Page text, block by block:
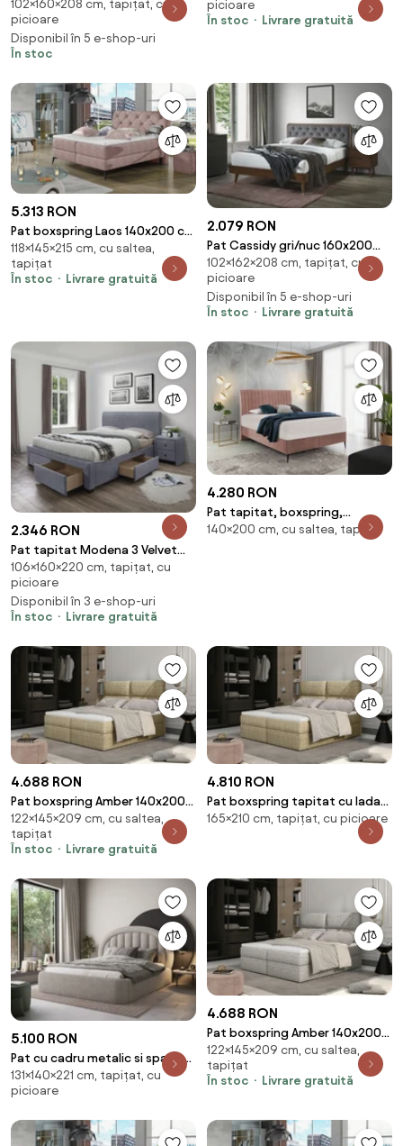
stofa catifelata/lemn de
cauciuc
102×160×208 cm, tapițat, cu
picioare
Disponibil în 5 e-shop-uri
În stoc
picioare
În stoc
Livrare gratuită
5.313 RON
Pat boxspring Laos 140x200 cm
Omega 91
118×145×215 cm, cu saltea,
tapițat
În stoc
Livrare gratuită
2.079 RON
Pat Cassidy gri/nuc 160x200
cm
102×162×208 cm, tapițat, cu
picioare
Disponibil în 5 e-shop-uri
În stoc
Livrare gratuită
2.346 RON
Pat tapitat Modena 3 Velvet
Gri -160 x 200 cm
106×160×220 cm, tapițat, cu
picioare
Disponibil în 3 e-shop-uri
În stoc
Livrare gratuită
4.280 RON
Pat tapitat, boxspring,
140x200 cm, Blanca 2, Eltap
140×200 cm, cu saltea, tapițat
4.688 RON
Pat boxspring Amber 140x200
cm Berlin 03
122×145×209 cm, cu saltea,
tapițat
În stoc
Livrare gratuită
4.810 RON
Pat boxspring tapitat cu lada
de depozitare, 165x210 cm,
Amber, Eltap (Culoare: Gri inchis
165×210 cm, tapițat, cu picioare
5.100 RON
Pat cu cadru metalic si spatiu
pentru depozitare, 140x200
cm, Tapedo, Eltap (Culoare: Bej
131×140×221 cm, tapițat, cu
picioare
4.688 RON
Pat boxspring Amber 140x200
cm Berlin 01
122×145×209 cm, cu saltea,
tapițat
În stoc
Livrare gratuită